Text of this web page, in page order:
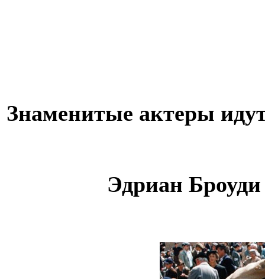
Знаменитые актеры
Эдриан